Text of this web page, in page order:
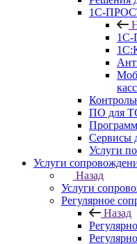
1С-
ПО для
Сервисы
Услуги
Услуги
Назад
Услуги
Регулярное
Назад